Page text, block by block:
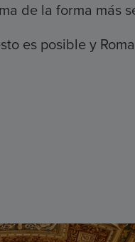
de la forma más
es posible y